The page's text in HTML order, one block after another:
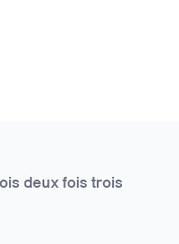
deux fois trois